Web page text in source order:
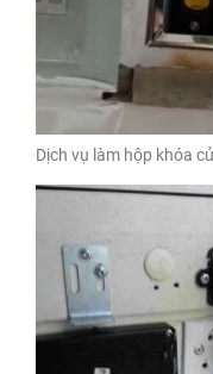
Dịch vụ làm hộp khóa